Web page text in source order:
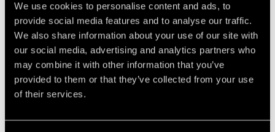
We use cookies to personalise content and ads, to
provide social media features and to analyse our traffic.
We also share information about your use of our site with
our social media, advertising and analytics partners who
may combine it with other information that you’ve
provided to them or that they’ve collected from your use
of their services.
Video Multifunktionsfräsen für
Traktoren